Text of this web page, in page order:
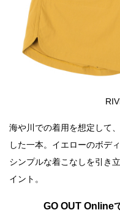
海や川での着用を想定して
した一本。イエローのボデ
シンプルな着こなしを引き
イント。
GO OUT Online